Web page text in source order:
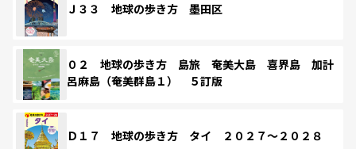
Ｊ３３ 地球の歩き方 墨田区
０２ 地球の歩き方 島旅 奄美大島 喜界島 加計
呂麻島（奄美群島１） ５訂版
Ｄ１７ 地球の歩き方 タイ ２０２７～２０２８